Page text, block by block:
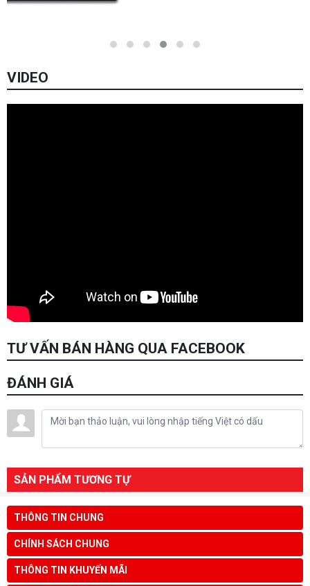
VIDEO
TƯ VẤN BÁN HÀNG QUA FACEBOOK
ĐÁNH GIÁ
SẢN PHẨM TƯƠNG TỰ
THÔNG TIN CHUNG
CHÍNH SÁCH CHUNG
THÔNG TIN KHUYẾN MÃI